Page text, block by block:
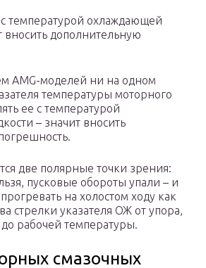
с температурой охлаждающей
вносить дополнительную
AMG-моделей ни на одном
температуры моторного
ее с температурой
– значит вносить
две полярные точки зрения:
пусковые обороты упали – и
на холостом ходу как
стрелки указателя ОЖ от упора,
рабочей температуры.
смазочных